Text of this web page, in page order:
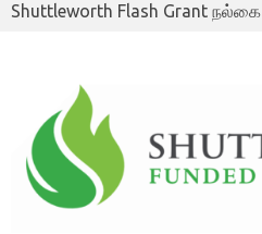
Shuttleworth Flash Grant நல்கை